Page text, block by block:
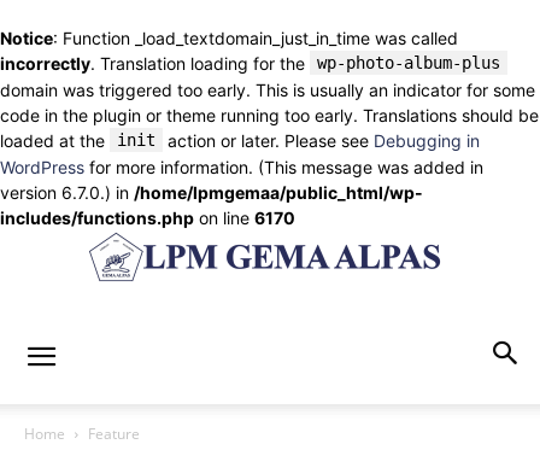
Notice: Function _load_textdomain_just_in_time was called
incorrectly. Translation loading for the wp-photo-album-plus
domain was triggered too early. This is usually an indicator for some
code in the plugin or theme running too early. Translations should be
loaded at the
init action or later. Please see Debugging in
WordPress for more information. (This message was added in
version 6.7.0.) in /home/lpmgemaa/public_html/wp-
includes/functions.php on line 6170
Home Feature